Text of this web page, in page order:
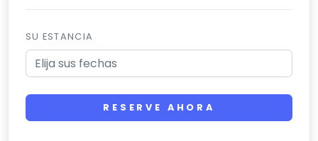
SU ESTANCIA
RESERVE AHORA